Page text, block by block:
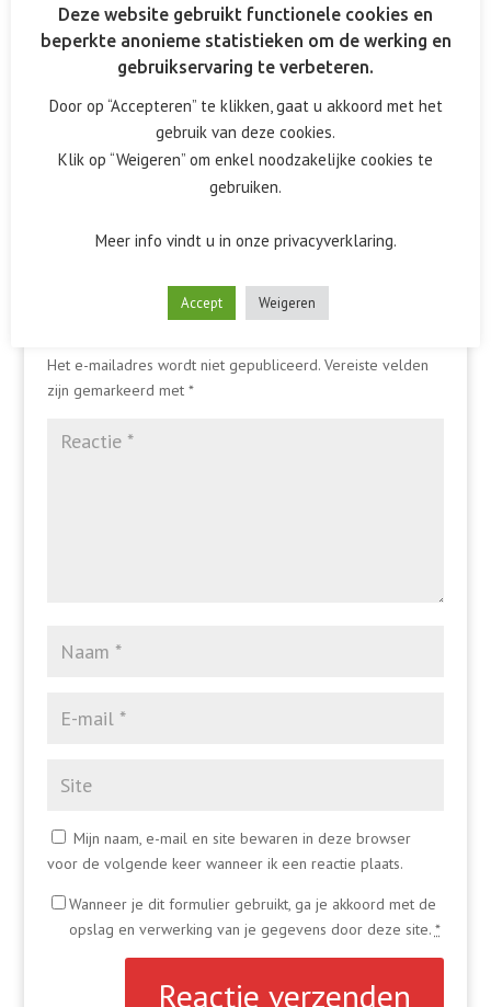
Reactie verzenden
Het e-mailadres wordt niet gepubliceerd. Vereiste velden
zijn gemarkeerd met *
Mijn naam, e-mail en site bewaren in deze browser
voor de volgende keer wanneer ik een reactie plaats.
Wanneer je dit formulier gebruikt, ga je akkoord met de
opslag en verwerking van je gegevens door deze site. *
Deze website gebruikt functionele cookies en
beperkte anonieme statistieken om de werking en
gebruikservaring te verbeteren.
Door op “Accepteren” te klikken, gaat u akkoord met het
gebruik van deze cookies.
Klik op “Weigeren” om enkel noodzakelijke cookies te
gebruiken.
Meer info vindt u in onze privacyverklaring.
Accept Weigeren